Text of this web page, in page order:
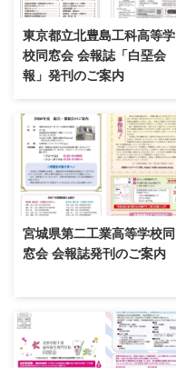
東京都立北豊島工科高等学
校同窓会 会報誌「白堊会
報」発刊のご案内
宮城県第二工業高等学校同
窓会 会報誌発刊のご案内